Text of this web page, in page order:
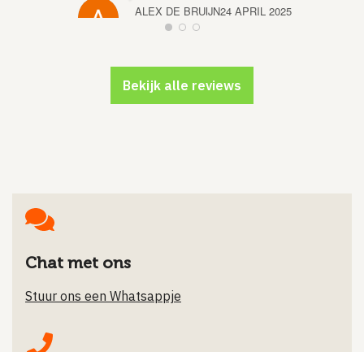
ALEX DE BRUIJN24 APRIL 2025
Bekijk alle reviews
Chat met ons
Stuur ons een Whatsappje